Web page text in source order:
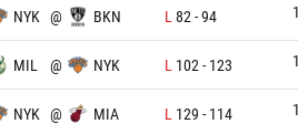
NYK @ BKN L 82 -94
MIL @ NYK L 102 - 123
NYK @ MIA L 129 - 114